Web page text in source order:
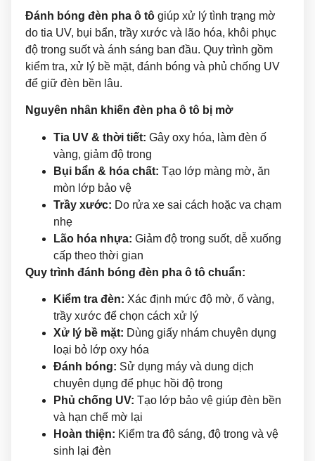
Đánh bóng đèn pha ô tô giúp xử lý tình trạng mờ
do tia UV, bụi bẩn, trầy xước và lão hóa, khôi phục
độ trong suốt và ánh sáng ban đầu. Quy trình gồm
kiểm tra, xử lý bề mặt, đánh bóng và phủ chống UV
để giữ đèn bền lâu.
Nguyên nhân khiến đèn pha ô tô bị mờ
Tia UV & thời tiết: Gây oxy hóa, làm đèn ố
vàng, giảm độ trong
Bụi bẩn & hóa chất: Tạo lớp màng mờ, ăn
mòn lớp bảo vệ
Trầy xước: Do rửa xe sai cách hoặc va chạm
nhẹ
Lão hóa nhựa: Giảm độ trong suốt, dễ xuống
cấp theo thời gian
Quy trình đánh bóng đèn pha ô tô chuẩn:
Kiểm tra đèn: Xác định mức độ mờ, ố vàng,
trầy xước để chọn cách xử lý
Xử lý bề mặt: Dùng giấy nhám chuyên dụng
loại bỏ lớp oxy hóa
Đánh bóng: Sử dụng máy và dung dịch
chuyên dụng để phục hồi độ trong
Phủ chống UV: Tạo lớp bảo vệ giúp đèn bền
và hạn chế mờ lại
Hoàn thiện: Kiểm tra độ sáng, độ trong và vệ
sinh lại đèn